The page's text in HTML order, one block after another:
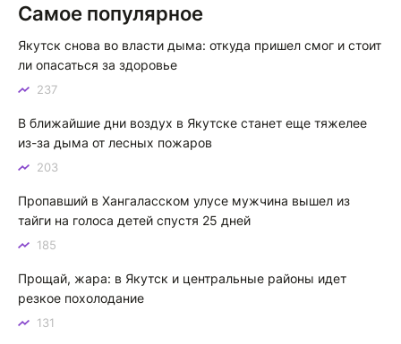
Якутск сквозь века: от острога до столицы республики
К
Котя злой
Зной в Сибири, тем более в Якутске. Никакой это не
тем более говорить не приходиться. Не зря даже в
песнях поют…
Самое популярное
Якутск снова во власти дыма: откуда пришел смог и стоит
ли опасаться за здоровье
237
В ближайшие дни воздух в Якутске станет еще тяжелее
из-за дыма от лесных пожаров
203
Пропавший в Хангаласском улусе мужчина вышел из
тайги на голоса детей спустя 25 дней
185
Прощай, жара: в Якутск и центральные районы идет
резкое похолодание
131